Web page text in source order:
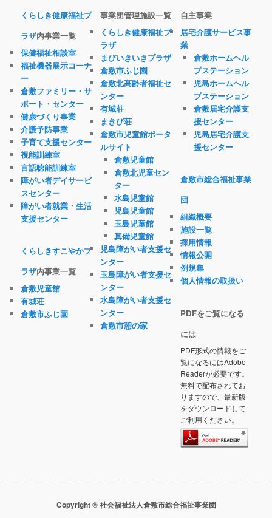
くらしき健康福祉プ
ラザ内事業一覧
保健福祉相談室
福祉機器展示コーナ
ー
倉敷ファミリー・サ
ポート・センター
健康づくり事業
介護予防事業
子育て支援センター
視能訓練室
言語聴能訓練室
障がい者デイサービ
スセンター
障がい者就業・生活
支援センター
くらしきすこやかプ
ラザ内事業一覧
倉敷児童館
有城荘
倉敷市ふじ園
事業団管理施設一覧
くらしき健康福祉プ
ラザ
まびいきいきプラザ
倉敷市ふじ園
倉敷北高齢者福祉セ
ンター
有城荘
まきび荘
倉敷市児童館ポータ
ルサイト
倉敷児童館
倉敷北児童セン
ター
水島児童館
児島児童館
玉島児童館
真備児童館
児島障がい者支援セ
ンター
玉島障がい者支援セ
ンター
水島障がい者支援セ
ンター
倉敷市憩の家
自主事業
居宅介護サービス事
業
倉敷ホームヘル
プステーション
児島ホームヘル
プステーション
倉敷居宅介護支
援センター
児島居宅介護支
援センター
倉敷市総合福祉事業
団
組織概要
施設一覧
採用情報
情報公開
例規集
個人情報の取扱い
PDFをご覧になる
には
PDF形式の情報をご
覧になるにはAdobe
Readerが必要です。
無料で配布されてお
りますので、最新版
をダウンロードして
ご利用ください。
Copyright © 社会福祉法人倉敷市総合福祉事業団